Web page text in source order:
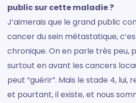
public sur cette maladie ?
J’aimerais que le grand public
cancer du sein métastatique,
chronique. On en parle très peu,
surtout en avant les cancers
peut “guérir”. Mais le stade 4, lui,
et pourtant, il existe, et nous